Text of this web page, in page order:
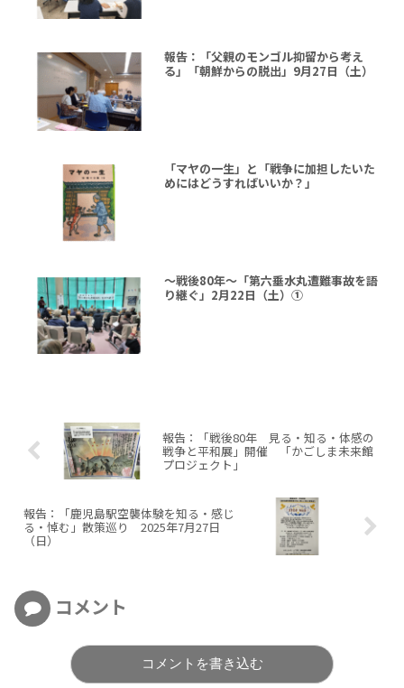
報告：「父親のモンゴル抑留から考え
る」「朝鮮からの脱出」9月27日（土）
「マヤの一生」と「戦争に加担したいた
めにはどうすればいいか？」
～戦後80年～「第六垂水丸遭難事故を語
り継ぐ」2月22日（土）①
報告：「戦後80年 見る・知る・体感の
戦争と平和展」開催 「かごしま未来館
プロジェクト」
報告：「鹿児島駅空襲体験を知る・感じ
る・悼む」散策巡り 2025年7月27日
（日）
コメント
コメントを書き込む